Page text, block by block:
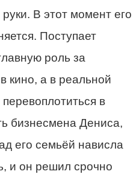
В этот момент его
Поступает
роль за
кино, а в реальной
в
бизнесмена Дениса,
его семьёй нависла
и он решил срочно